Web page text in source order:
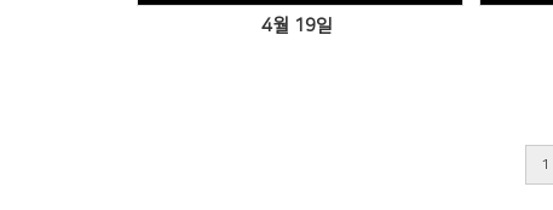
4월 19일
1